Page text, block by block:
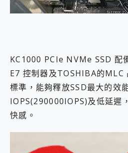
KC1000 PCIe NVMe SSD 配
E7 控制器及TOSHIBA的
標準，能夠釋放SSD最大的效
IOPS(290000IOPS)及低延遲
快感。